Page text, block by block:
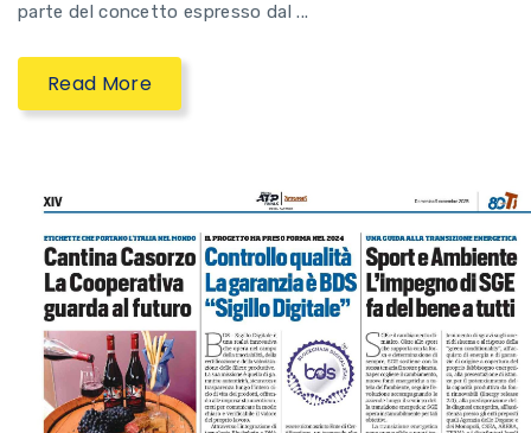
parte del concetto espresso dal ...
Read More